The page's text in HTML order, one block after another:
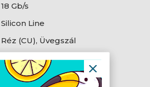
18 Gb/s
Silicon Line
Réz (CU), Üvegszál
Aranyozott
Műanyag árnyékolás